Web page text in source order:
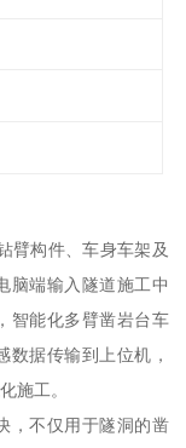
臂构件、车身车架及
脑端输入隧道施工中
智能化多臂凿岩台车
数据传输到上位机，
施工。
，不仅用于隧洞的凿